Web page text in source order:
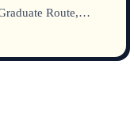
Route,
con UNILINK.